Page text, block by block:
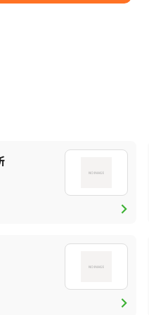
chevron_right
chevron_right